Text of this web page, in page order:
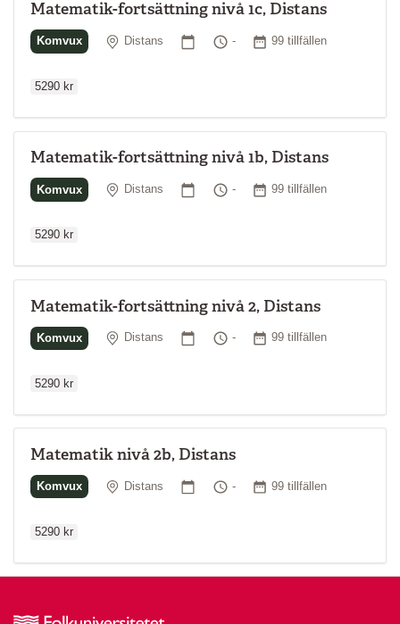
Matematik-fortsättning nivå 1c, Distans
Komvux Plats
Distans Startdatum
Tid
- Antal tillfällen
99 tillfällen
5290 kr
Matematik-fortsättning nivå 1b, Distans
Komvux Plats
Distans Startdatum
Tid
- Antal tillfällen
99 tillfällen
5290 kr
Matematik-fortsättning nivå 2, Distans
Komvux Plats
Distans Startdatum
Tid
- Antal tillfällen
99 tillfällen
5290 kr
Matematik nivå 2b, Distans
Komvux Plats
Distans Startdatum
Tid
- Antal tillfällen
99 tillfällen
5290 kr